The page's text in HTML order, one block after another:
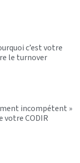
c’est votre
le turnover
incompétent »
votre CODIR